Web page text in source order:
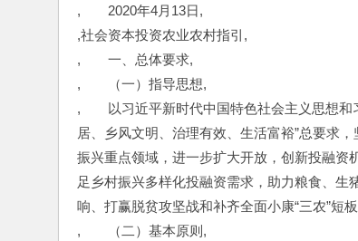
,　　2020年4月13日,
,社会资本投资农业农村指引,
,　　一、总体要求,
,　　（一）指导思想,
,　　以习近平新时代中国特色社会主义思想
居、乡风文明、治理有效、生活富裕”总要求
振兴重点领域，进一步扩大开放，创新投融资
足乡村振兴多样化投融资需求，助力粮食、
响、打赢脱贫攻坚战和补齐全面小康“三农”短
,　　（二）基本原则,